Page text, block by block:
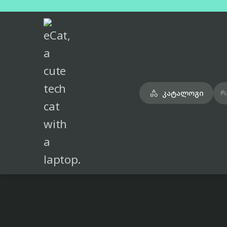
 კატალოგი
მთავარი
 